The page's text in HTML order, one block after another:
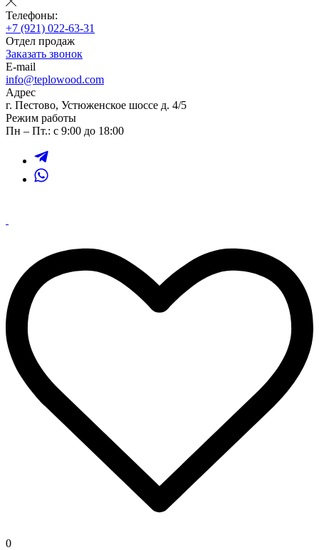
Телефоны:
+7 (921) 022-63-31
Отдел продаж
Заказать звонок
E-mail
info@teplowood.com
Адрес
г. Пестово, Устюженское шоссе д. 4/5
Режим работы
Пн – Пт.: с 9:00 до 18:00
0